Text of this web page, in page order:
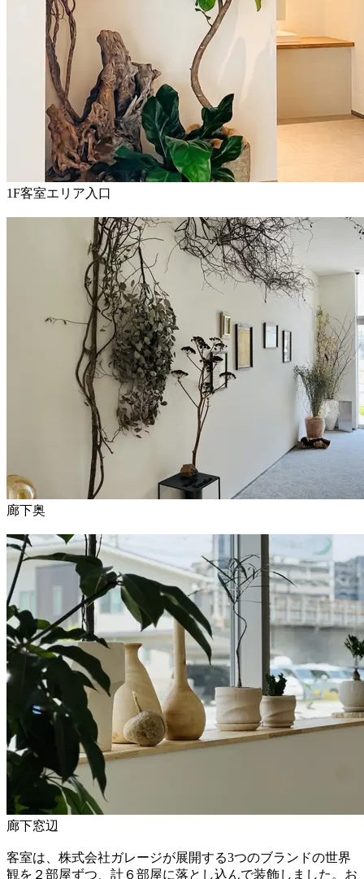
1F客室エリア入口
廊下奥
廊下窓辺
客室は、株式会社ガレージが展開する3つのブランドの世界
観を２部屋ずつ、計６部屋に落とし込んで装飾しました。お